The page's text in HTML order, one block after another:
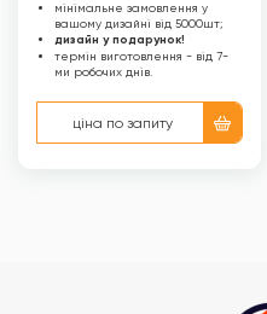
мінімальне замовлення у
вашому дизайні від 5000шт;
дизайн у подарунок!
термін виготовлення - від 7-
ми робочих днів.
ціна по запиту